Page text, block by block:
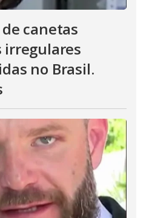
canetas
irregulares
no Brasil.